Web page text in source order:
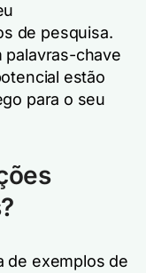
de pesquisa.
chave
estão
para o seu
de exemplos de